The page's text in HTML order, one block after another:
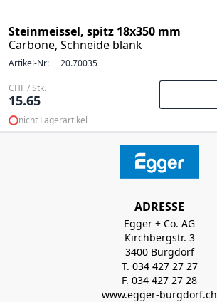
Steinmeissel, spitz 18x350 mm
Carbone, Schneide blank
Artikel-Nr: 20.70035
CHF / Stk.
15.65
nicht Lagerartikel
ADRESSE
Egger + Co. AG
Kirchbergstr. 3
3400 Burgdorf
T. 034 427 27 27
F. 034 427 27 28
www.egger-burgdorf.ch